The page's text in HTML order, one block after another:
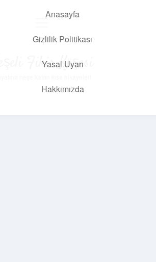
Anasayfa
Gizlilik Politikası
Yasal Uyarı
Hakkımızda
Neşeli Fikir Köşesi